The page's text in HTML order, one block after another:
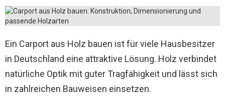
Ein Carport aus Holz bauen ist für viele Hausbesitzer
in Deutschland eine attraktive Lösung. Holz verbindet
natürliche Optik mit guter Tragfähigkeit und lässt sich
in zahlreichen Bauweisen einsetzen.